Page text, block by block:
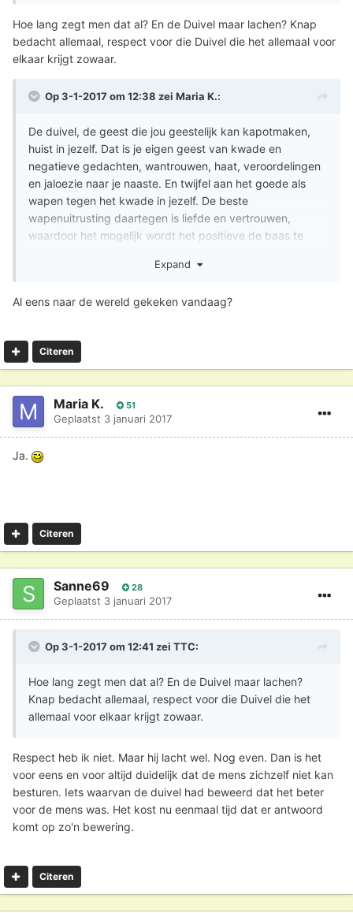
Hoe lang zegt men dat al? En de Duivel maar lachen? Knap
bedacht allemaal, respect voor die Duivel die het allemaal voor
elkaar krijgt zowaar.
Op 3-1-2017 om 12:38 zei Maria K.:
De duivel, de geest die jou geestelijk kan kapotmaken,
huist in jezelf. Dat is je eigen geest van kwade en
negatieve gedachten, wantrouwen, haat, veroordelingen
en jaloezie naar je naaste. En twijfel aan het goede als
wapen tegen het kwade in jezelf. De beste
wapenuitrusting daartegen is liefde en vertrouwen,
waardoor het mogelijk wordt het positieve de baas te
zien. Niet blind voor het kwaad, maar realistisch en vol
naar je naaste, je ook vooral de positieve en liefdevolle
medeschepselen. Je datzelfde terug kunt krijgen. Of je
dit nu vertaalt naar Satan vol van kwade gedachte of
naar een liefdevolle God die binnen in jou werken.
uiteindelijke effect is hetzelfde.
Expand
Al eens naar de wereld gekeken vandaag?
Citeren
Maria K. 51
Geplaatst 3 januari 2017
Ja.
Citeren
Sanne69 28
Geplaatst 3 januari 2017
Op 3-1-2017 om 12:41 zei TTC:
Hoe lang zegt men dat al? En de Duivel maar lachen?
Knap bedacht allemaal, respect voor die Duivel die het
allemaal voor elkaar krijgt zowaar.
Respect heb ik niet. Maar hij lacht wel. Nog even. Dan is het
voor eens en voor altijd duidelijk dat de mens zichzelf niet kan
besturen. Iets waarvan de duivel had beweerd dat het beter
voor de mens was. Het kost nu eenmaal tijd dat er antwoord
komt op zo'n bewering.
Citeren